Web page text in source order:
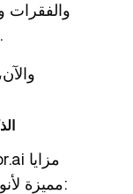
كما هي، مما يمنحك نتيجة احترافية.
مميزة لأنواع معينة من مشاريع ترجمة الكتب: